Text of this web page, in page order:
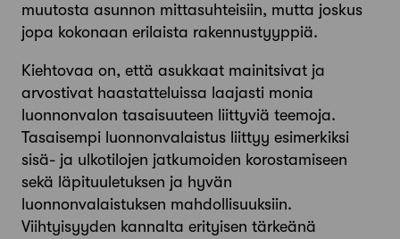
muutosta asunnon mittasuhteisiin, mutta joskus
jopa kokonaan erilaista rakennustyyppiä.
Kiehtovaa on, että asukkaat mainitsivat ja
arvostivat haastatteluissa laajasti monia
luonnonvalon tasaisuuteen liittyviä teemoja.
Tasaisempi luonnonvalaistus liittyy esimerkiksi
sisä- ja ulkotilojen jatkumoiden korostamiseen
sekä läpituuletuksen ja hyvän
luonnonvalaistuksen mahdollisuuksiin.
Viihtyisyyden kannalta erityisen tärkeänä